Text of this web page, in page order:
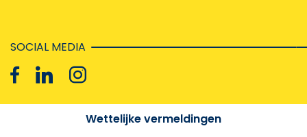
SOCIAL MEDIA
Wettelijke vermeldingen